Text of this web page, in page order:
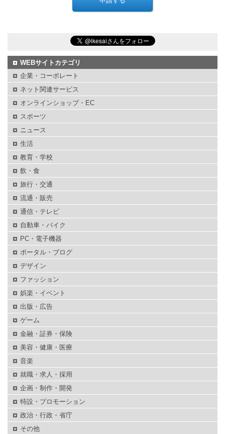
WEBサイトカテゴリ
企業・コーポレート
ネット関連サービス
オンラインショップ・EC
スポーツ
ニュース
生活
教育・学校
飲・食
旅行・交通
流通・販売
通信・テレビ
自動車・バイク
PC・電子機器
ポータル・ブログ
デザイン
ファッション
娯楽・イベント
出版・広告
ゲーム
金融・証券・保険
美容・健康・医療
音楽
就職・求人・採用
企画・制作・開発
特設・プロモーション
政治・行政・省庁
その他